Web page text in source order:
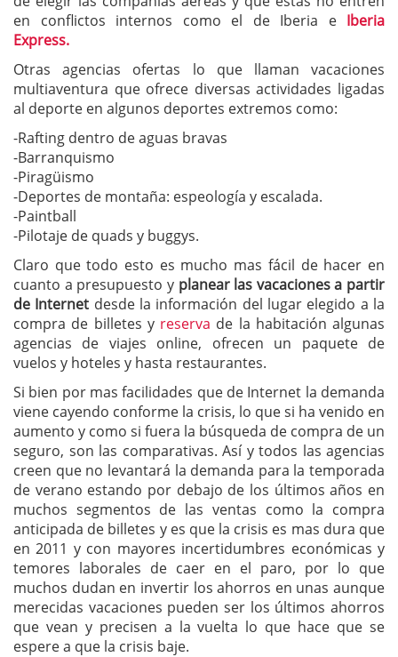
en conflictos internos como el de Iberia e Iberia
Express.
Otras agencias ofertas lo que llaman vacaciones
multiaventura que ofrece diversas actividades ligadas
al deporte en algunos deportes extremos como:
-Rafting dentro de aguas bravas
-Barranquismo
-Piragüismo
-Deportes de montaña: espeología y escalada.
-Paintball
-Pilotaje de quads y buggys.
Claro que todo esto es mucho mas fácil de hacer en
cuanto a presupuesto y planear las vacaciones a partir
de Internet desde la información del lugar elegido a la
compra de billetes yreserva de la habitación algunas
agencias de viajes online, ofrecen un paquete de
vuelos y hoteles y hasta restaurantes.
Si bien por mas facilidades que de Internet la demanda
viene cayendo conforme la crisis, lo que si ha venido en
aumento y como si fuera la búsqueda de compra de un
seguro, son las comparativas. Así y todos las agencias
creen que no levantará la demanda para la temporada
de verano estando por debajo de los últimos años en
muchos segmentos de las ventas como la compra
anticipada de billetes y es que la crisis es mas dura que
en 2011 y con mayores incertidumbres económicas y
temores laborales de caer en el paro, por lo que
muchos dudan en invertir los ahorros en unas aunque
merecidas vacaciones pueden ser los últimos ahorros
que vean y precisen a la vuelta lo que hace que se
espere a que la crisis baje.